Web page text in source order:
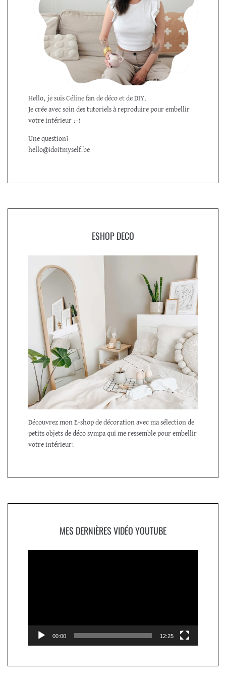
Hello, je suis Céline fan de déco et de DIY.
Je crée avec soin des tutoriels à reproduire pour embellir
votre intérieur :-)
Une question?
hello@idoitmyself.be
ESHOP DECO
Découvrez mon E-shop de décoration avec ma sélection de
petits objets de déco sympa qui me ressemble pour embellir
votre intérieur!
MES DERNIÈRES VIDÉO YOUTUBE
00:00 12:25